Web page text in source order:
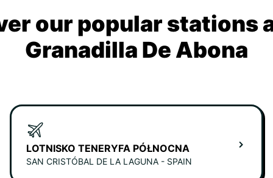
our popular stations
Granadilla De Abona
LOTNISKO TENERYFA PÓŁNOCNA
SAN CRISTÓBAL DE LA LAGUNA - SPAIN